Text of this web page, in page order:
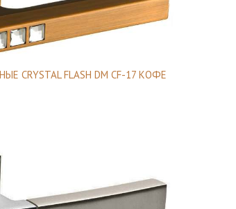
CRYSTAL FLASH DM CF-17 КОФЕ